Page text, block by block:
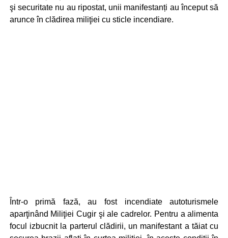
şi securitate nu au ripostat, unii manifestanți au început să
arunce în clădirea miliţiei cu sticle incendiare.
Într-o primă fază, au fost incendiate autoturismele
aparţinând Miliţiei Cugir şi ale cadrelor. Pentru a alimenta
focul izbucnit la parterul clădirii, un manifestant a tăiat cu